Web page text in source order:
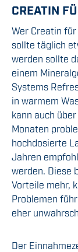
CREATIN
Wer Creatin
sollte täglich
werden sollte
einem
Systems
in warmem
kann auch
Monaten
hochdosierte
Jahren
werden. Diese
Vorteile mehr,
Problemen
eher
Der